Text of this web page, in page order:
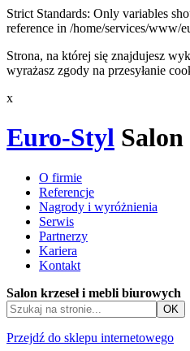
Strict Standards: Only variables
reference in /home/services/www/
Strona, na której się znajdujesz
wyrażasz zgody na przesyłanie
x
Euro-Styl
O firmie
Referencje
Nagrody i wyróżnienia
Serwis
Partnerzy
Kariera
Kontakt
Salon krzeseł i mebli biurowych
Przejdź do sklepu internetowego